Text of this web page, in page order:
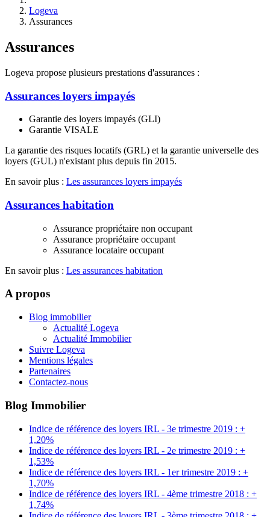
Logeva
Assurances
Assurances
Logeva propose plusieurs prestations d'assurances :
Assurances loyers impayés
Garantie des loyers impayés (GLI)
Garantie VISALE
La garantie des risques locatifs (GRL) et la garantie universelle des
loyers (GUL) n'existant plus depuis fin 2015.
En savoir plus : Les assurances loyers impayés
Assurances habitation
Assurance propriétaire non occupant
Assurance propriétaire occupant
Assurance locataire occupant
En savoir plus : Les assurances habitation
A propos
Blog immobilier
Actualité Logeva
Actualité Immobilier
Suivre Logeva
Mentions légales
Partenaires
Contactez-nous
Blog Immobilier
Indice de référence des loyers IRL - 3e trimestre 2019 : +
1,20%
Indice de référence des loyers IRL - 2e trimestre 2019 : +
1,53%
Indice de référence des loyers IRL - 1er trimestre 2019 : +
1,70%
Indice de référence des loyers IRL - 4ème trimestre 2018 : +
1,74%